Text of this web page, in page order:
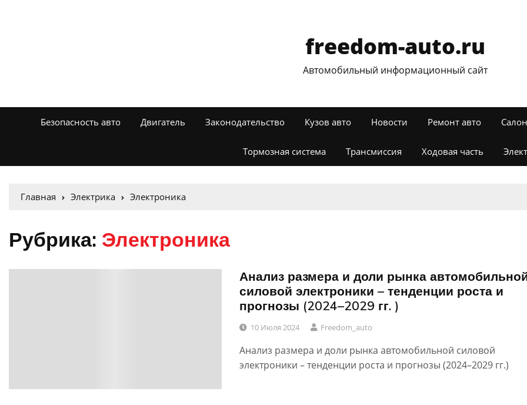
freedom-auto.ru
Автомобильный информационный сайт
Безопасность авто Двигатель Законодательство Кузов авто Новости Ремонт авто
Тормозная система Трансмиссия Ходовая часть
Главная Электрика Электроника
Рубрика: Электроника
Анализ размера и доли рынка
силовой электроники – тенденции роста и
прогнозы (2024–2029 гг. )
10 Июля 2024 Freedom_auto
Анализ размера и доли рынка автомобильной силовой
электроники – тенденции роста и прогнозы (2024–2029 гг.)